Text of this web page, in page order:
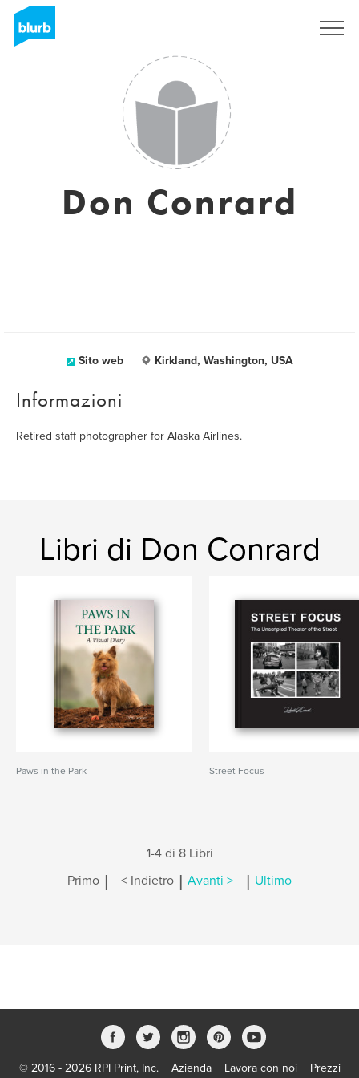
Don Conrard
Sito web Kirkland, Washington, USA
Informazioni
Retired staff photographer for Alaska Airlines.
Libri di Don Conrard
Paws in the Park Street Focus
1-4 di 8 Libri
Primo | < Indietro | Avanti > | Ultimo
© 2016 - 2026 RPI Print, Inc. Azienda Lavora con noi Prezzi